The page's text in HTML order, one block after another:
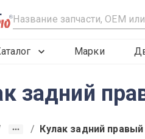
R
Марки
задний
/ Кулак задний правый